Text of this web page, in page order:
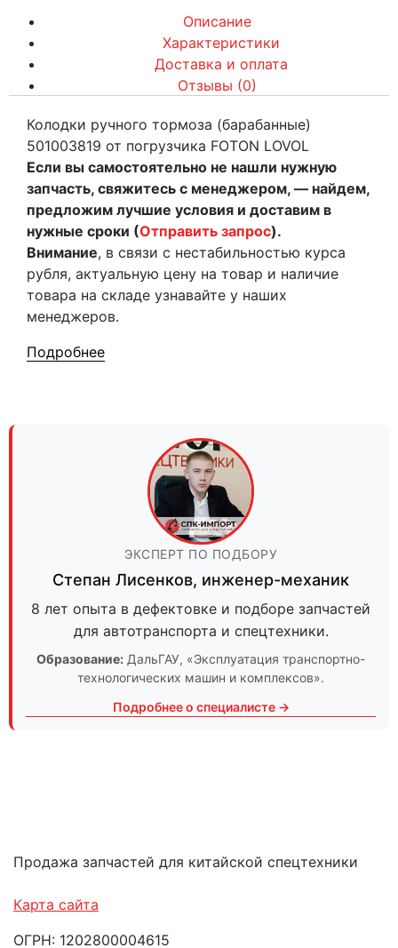
Описание
Характеристики
Доставка и оплата
Отзывы (0)
Колодки ручного тормоза (барабанные)
501003819 от погрузчика FOTON LOVOL
Если вы самостоятельно не нашли нужную
запчасть, свяжитесь с менеджером, — найдем,
предложим лучшие условия и доставим в
нужные сроки (Отправить запрос).
Внимание, в связи с нестабильностью курса
рубля, актуальную цену на товар и наличие
товара на складе узнавайте у наших
менеджеров.
Подробнее
ЭКСПЕРТ ПО ПОДБОРУ
Степан Лисенков, инженер-механик
8 лет опыта в дефектовке и подборе запчастей
для автотранспорта и спецтехники.
Образование: ДальГАУ, «Эксплуатация транспортно-
технологических машин и комплексов».
Подробнее о специалисте →
Продажа запчастей для китайской спецтехники
Карта сайта
ОГРН: 1202800004615